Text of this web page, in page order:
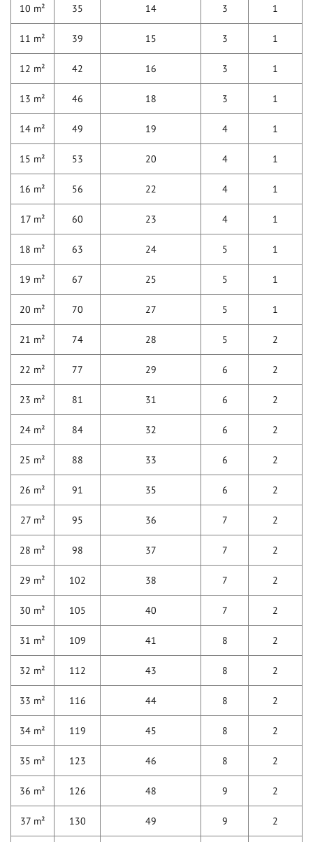
10 m² 35 14 3 1
11 m² 39 15 3 1
12 m² 42 16 3 1
13 m² 46 18 3 1
14 m² 49 19 4 1
15 m² 53 20 4 1
16 m² 56 22 4 1
17 m² 60 23 4 1
18 m² 63 24 5 1
19 m² 67 25 5 1
20 m² 70 27 5 1
21 m² 74 28 5 2
22 m² 77 29 6 2
23 m² 81 31 6 2
24 m² 84 32 6 2
25 m² 88 33 6 2
26 m² 91 35 6 2
27 m² 95 36 7 2
28 m² 98 37 7 2
29 m² 102 38 7 2
30 m² 105 40 7 2
31 m² 109 41 8 2
32 m² 112 43 8 2
33 m² 116 44 8 2
34 m² 119 45 8 2
35 m² 123 46 8 2
36 m² 126 48 9 2
37 m² 130 49 9 2